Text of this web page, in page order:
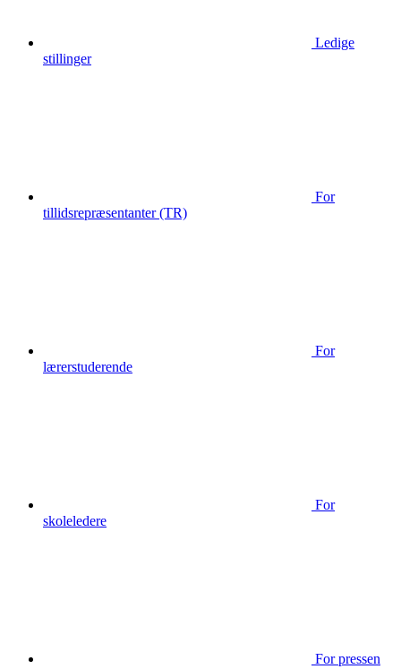
Ledige
stillinger
For
tillidsrepræsentanter (TR)
For
lærerstuderende
For
skoleledere
For pressen